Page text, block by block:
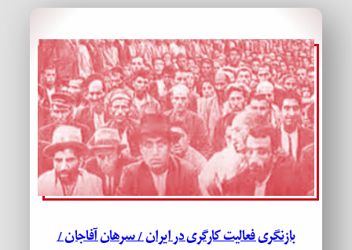
بازنگری فعالیت کارگری در ایران / سرهان آفاجان /